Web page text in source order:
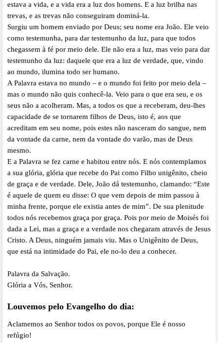
estava a vida, e a vida era a luz dos homens. E a luz brilha nas
trevas, e as trevas não conseguiram dominá-la.
Surgiu um homem enviado por Deus; seu nome era João. Ele veio
como testemunha, para dar testemunho da luz, para que todos
chegassem à fé por meio dele. Ele não era a luz, mas veio para dar
testemunho da luz: daquele que era a luz de verdade, que, vindo
ao mundo, ilumina todo ser humano.
A Palavra estava no mundo – e o mundo foi feito por meio dela –
mas o mundo não quis conhecê-la. Veio para o que era seu, e os
seus não a acolheram. Mas, a todos os que a receberam, deu-lhes
capacidade de se tornarem filhos de Deus, isto é, aos que
acreditam em seu nome, pois estes não nasceram do sangue, nem
da vontade da carne, nem da vontade do varão, mas de Deus
mesmo.
E a Palavra se fez carne e habitou entre nós. E nós contemplamos
a sua glória, glória que recebe do Pai como Filho unigênito, cheio
de graça e de verdade. Dele, João dá testemunho, clamando: “Este
é aquele de quem eu disse: O que vem depois de mim passou à
minha frente, porque ele existia antes de mim”. De sua plenitude
todos nós recebemos graça por graça. Pois por meio de Moisés foi
dada a Lei, mas a graça e a verdade nos chegaram através de Jesus
Cristo. A Deus, ninguém jamais viu. Mas o Unigênito de Deus,
que está na intimidade do Pai, ele no-lo deu a conhecer.
Palavra da Salvação.
Glória a Vós, Senhor.
Louvemos pelo Evangelho do dia:
Aclamemos ao Senhor todos os povos, porque Ele é nosso
refúgio!